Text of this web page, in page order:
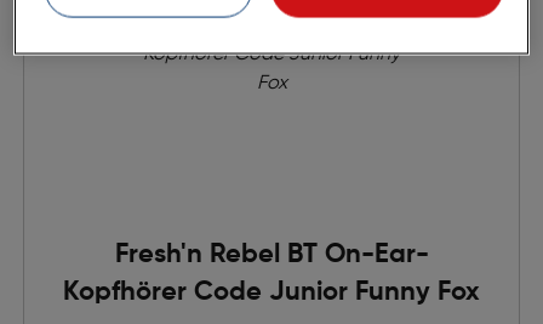
Fresh'n Rebel BT On-Ear-
Kopfhörer Code Junior Funny Fox